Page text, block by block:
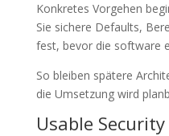
Konkretes Vorgehen
Sie sichere Defaults,
fest, bevor die software
So bleiben spätere
die Umsetzung wird
Usable